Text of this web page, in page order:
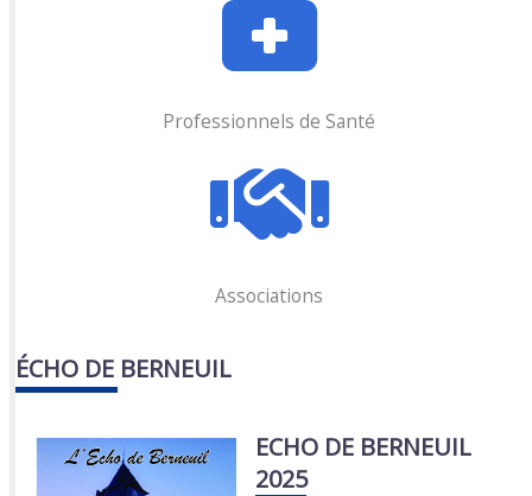
Professionnels de Santé
Associations
ÉCHO DE BERNEUIL
ECHO DE BERNEUIL
2025